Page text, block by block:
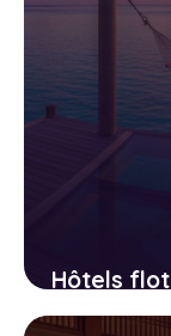
Hôtels
les